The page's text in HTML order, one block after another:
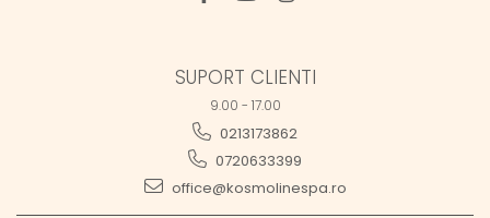
SUPORT CLIENTI
9.00 - 17.00
0213173862
0720633399
office@kosmolinespa.ro